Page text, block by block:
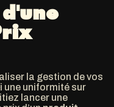
la gestion de vos
une uniformité sur
lancer une